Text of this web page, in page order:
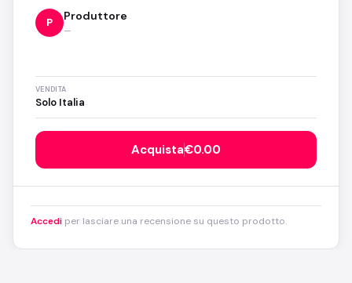
P Produttore
—
VENDITA
Solo Italia
Acquista€0.00
Accedi per lasciare una recensione su questo prodotto.